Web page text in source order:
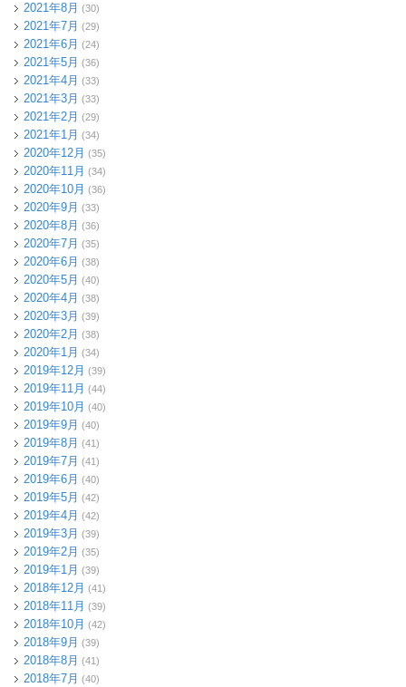
2021年8月 (30)
2021年7月 (29)
2021年6月 (24)
2021年5月 (36)
2021年4月 (33)
2021年3月 (33)
2021年2月 (29)
2021年1月 (34)
2020年12月 (35)
2020年11月 (34)
2020年10月 (36)
2020年9月 (33)
2020年8月 (36)
2020年7月 (35)
2020年6月 (38)
2020年5月 (40)
2020年4月 (38)
2020年3月 (39)
2020年2月 (38)
2020年1月 (34)
2019年12月 (39)
2019年11月 (44)
2019年10月 (40)
2019年9月 (40)
2019年8月 (41)
2019年7月 (41)
2019年6月 (40)
2019年5月 (42)
2019年4月 (42)
2019年3月 (39)
2019年2月 (35)
2019年1月 (39)
2018年12月 (41)
2018年11月 (39)
2018年10月 (42)
2018年9月 (39)
2018年8月 (41)
2018年7月 (40)